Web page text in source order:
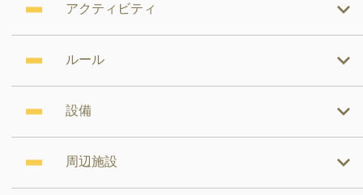
アクティビティ
ルール
設備
周辺施設